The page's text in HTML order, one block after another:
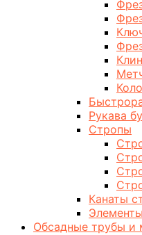
Рукава
Стропы
Канаты
Обсадные трубы и